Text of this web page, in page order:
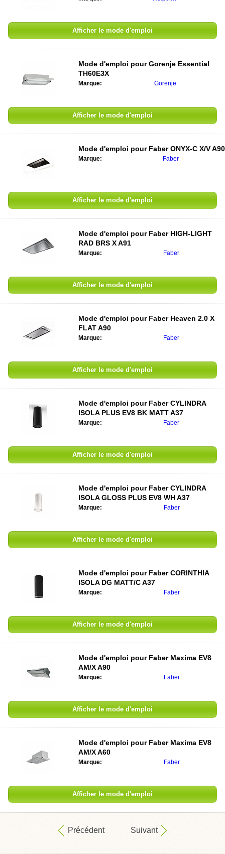
Afficher le mode d'emploi
Mode d'emploi pourGorenje Essential
TH60E3X
Marque: Gorenje
Afficher le mode d'emploi
Mode d'emploi pour Faber ONYX-C X/V A90
Marque: Faber
Afficher le mode d'emploi
Mode d'emploi pour Faber HIGH-LIGHT
RAD BRS X A91
Marque: Faber
Afficher le mode d'emploi
Mode d'emploi pour Faber Heaven 2.0 X
FLAT A90
Marque: Faber
Afficher le mode d'emploi
Mode d'emploi pour Faber CYLINDRA
ISOLA PLUS EV8 BK MATT A37
Marque: Faber
Afficher le mode d'emploi
Mode d'emploi pour Faber CYLINDRA
ISOLA GLOSS PLUS EV8 WH A37
Marque: Faber
Afficher le mode d'emploi
Mode d'emploi pour Faber CORINTHIA
ISOLA DG MATT/C A37
Marque: Faber
Afficher le mode d'emploi
Mode d'emploi pour Faber Maxima EV8
AM/X A90
Marque: Faber
Afficher le mode d'emploi
Mode d'emploi pour Faber Maxima EV8
AM/X A60
Marque: Faber
Afficher le mode d'emploi
Précédent Suivant